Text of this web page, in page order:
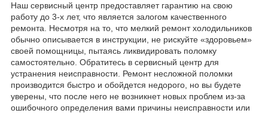
Наш сервисный центр предоставляет гарантию на свою
работу до 3-х лет, что является залогом качественного
ремонта. Несмотря на то, что мелкий ремонт холодильников
обычно описывается в инструкции, не рискуйте «здоровьем»
своей помощницы, пытаясь ликвидировать поломку
самостоятельно. Обратитесь в сервисный центр для
устранения неисправности. Ремонт несложной поломки
производится быстро и обойдется недорого, но вы будете
уверены, что после него не возникнет новых проблем из-за
ошибочного определения вами причины неисправности или